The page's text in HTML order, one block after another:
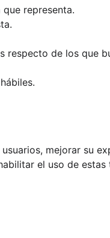
representa.
respecto de los que
mejorar su
el uso de estas